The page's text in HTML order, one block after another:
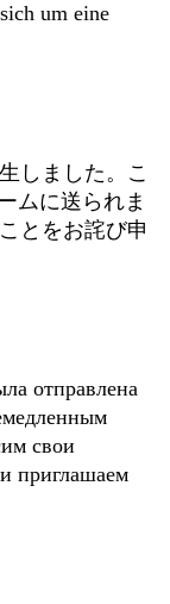
um eine
しました。こ
ムに送られま
とをお詫び申
отправлена
свои
приглашаем